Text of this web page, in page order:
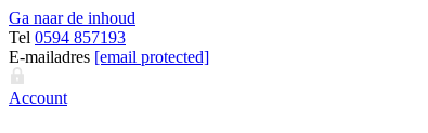
Ga naar de inhoud
Tel 0594 857193
E-mailadres [email protected]
Account